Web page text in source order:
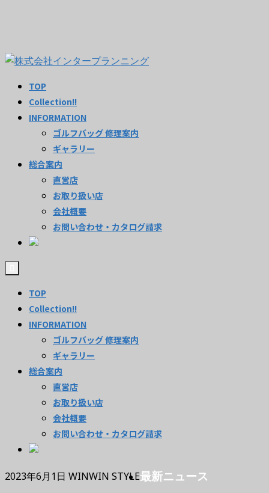
TOP
Collection!!
INFORMATION
ゴルフバッグ 修理案内
ギャラリー
総合案内
直営店
お取り扱い店
会社概要
お問い合わせ・カタログ請求
TOP
Collection!!
INFORMATION
ゴルフバッグ 修理案内
ギャラリー
総合案内
直営店
お取り扱い店
会社概要
お問い合わせ・カタログ請求
2023年6月1日 WINWIN STYLE最新ニュース